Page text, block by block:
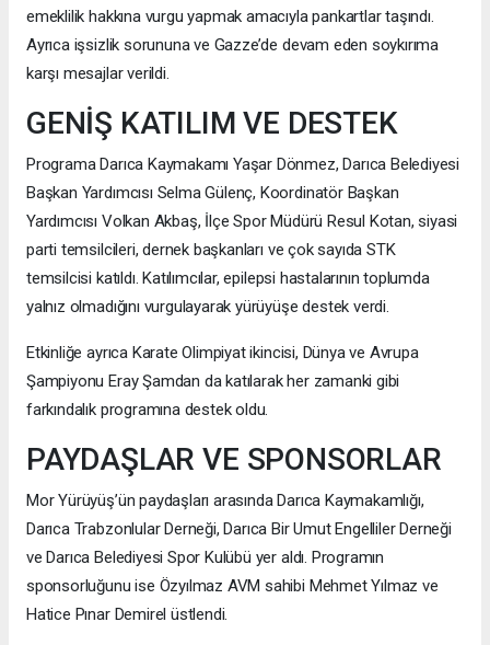
emeklilik hakkına vurgu yapmak amacıyla pankartlar taşındı.
Ayrıca işsizlik sorununa ve Gazze’de devam eden soykırıma
karşı mesajlar verildi.
GENİŞ KATILIM VE DESTEK
Programa Darıca Kaymakamı Yaşar Dönmez, Darıca Belediyesi
Başkan Yardımcısı Selma Gülenç, Koordinatör Başkan
Yardımcısı Volkan Akbaş, İlçe Spor Müdürü Resul Kotan, siyasi
parti temsilcileri, dernek başkanları ve çok sayıda STK
temsilcisi katıldı. Katılımcılar, epilepsi hastalarının toplumda
yalnız olmadığını vurgulayarak yürüyüşe destek verdi.
Etkinliğe ayrıca Karate Olimpiyat ikincisi, Dünya ve Avrupa
Şampiyonu Eray Şamdan da katılarak her zamanki gibi
farkındalık programına destek oldu.
PAYDAŞLAR VE SPONSORLAR
Mor Yürüyüş’ün paydaşları arasında Darıca Kaymakamlığı,
Darıca Trabzonlular Derneği, Darıca Bir Umut Engelliler Derneği
ve Darıca Belediyesi Spor Kulübü yer aldı. Programın
sponsorluğunu ise Özyılmaz AVM sahibi Mehmet Yılmaz ve
Hatice Pınar Demirel üstlendi.